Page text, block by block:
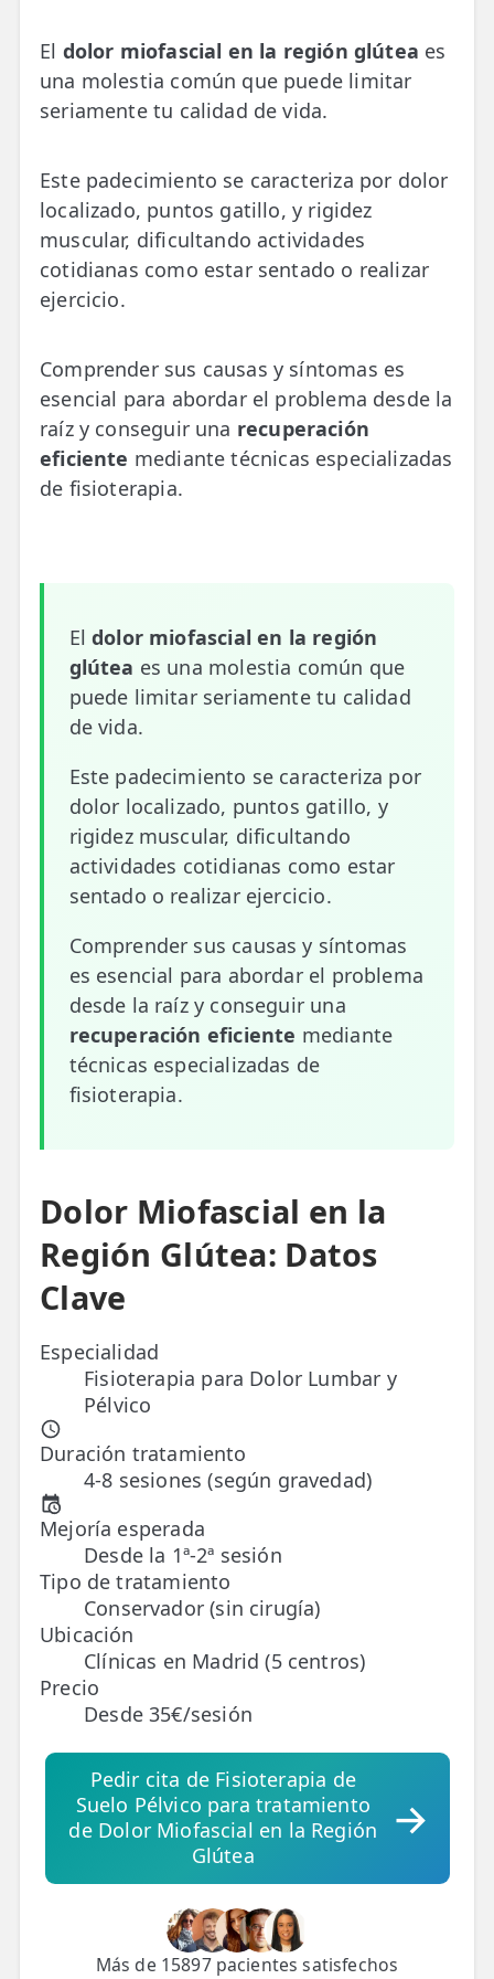
😓 Síntomas
📅 Pedir Cita
🏢 Empresas
UBICACIONES
🔍 Buscador Clínicas
📍 Chamberí - Centro
📍 Barrio Salamanca
📍 Carabanchel - Usera
TIENDA
🛍️ Tienda Bonos
🛍️ Tienda Productos Fisioterapia
🛒 Carrito
❤️ Ofertas
CONTACTO
📧 Contacta
ESPECIALIDADES
🩻 Fisioterapia Traumatológica
😧 Fisioterapia ATM
🦴 Osteopatía
🫶 Suelo Pélvico
💆 Masajes Madrid
🏅 Fisioterapia Deportiva
🧠 Fisioterapia Neurológica
🧍 Fisioterapia Vestibular
🫁 Fisioterapia Respiratoria
👶 Fisioterapia Pediátrica
TRATAMIENTOS
✅ Punción Seca
✅ Ondas de Choque
✅ EPTE - EPI
ESTÉTICA
✨ Fisioestética
✨ Radiofrecuencia INDIBA
✨ Drenaje Linfático Manual
✨ Presoterapia
✨ Cicatrices y Estrías
El dolor miofascial en la región glútea es
una molestia común que puede limitar
seriamente tu calidad de vida.
Este padecimiento se caracteriza por dolor
localizado, puntos gatillo, y rigidez
muscular, dificultando actividades
cotidianas como estar sentado o realizar
ejercicio.
Comprender sus causas y síntomas es
esencial para abordar el problema desde la
raíz y conseguir una recuperación
eficiente mediante técnicas especializadas
de fisioterapia.
Eldolor miofascial en la región
glútea es una molestia común que
puede limitar seriamente tu calidad
de vida.
Este padecimiento se caracteriza por
dolor localizado, puntos gatillo, y
rigidez muscular, dificultando
actividades cotidianas como estar
sentado o realizar ejercicio.
Comprender sus causas y síntomas
es esencial para abordar el problema
desde la raíz y conseguir una
recuperación eficiente mediante
técnicas especializadas de
fisioterapia.
Dolor Miofascial en la
Región Glútea: Datos
Clave
Especialidad
Fisioterapia para Dolor Lumbar y
Pélvico
Duración tratamiento
4-8 sesiones (según gravedad)
Mejoría esperada
Desde la 1ª-2ª sesión
Tipo de tratamiento
Conservador (sin cirugía)
Ubicación
Clínicas en Madrid (5 centros)
Precio
Desde 35€/sesión
Pedir cita de Fisioterapia de
Suelo Pélvico para tratamiento
de Dolor Miofascial en la Región
Glútea
Más de 15897 pacientes satisfechos